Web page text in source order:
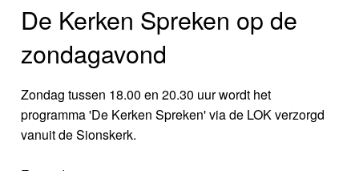
De Kerken Spreken op de
zondagavond
Zondag tussen 18.00 en 20.30 uur wordt het
programma 'De Kerken Spreken' via de LOK verzorgd
vanuit de Sionskerk.